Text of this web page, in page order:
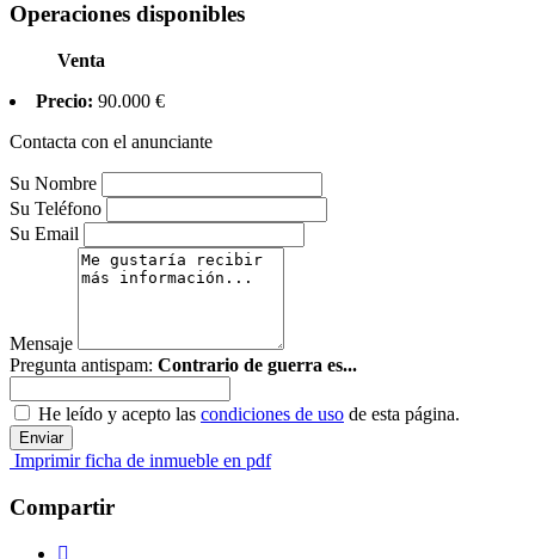
Operaciones disponibles
Venta
Precio: 90.000 €
Contacta con el anunciante
Su Nombre
Su Teléfono
Su Email
Mensaje
Pregunta antispam: Contrario de guerra es...
He leído y acepto las condiciones de uso de esta página.
Imprimir ficha de inmueble en pdf
Compartir